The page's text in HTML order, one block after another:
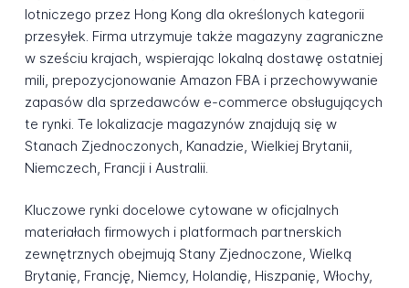
lotniczego przez Hong Kong dla określonych kategorii
przesyłek. Firma utrzymuje także magazyny zagraniczne
w sześciu krajach, wspierając lokalną dostawę ostatniej
mili, prepozycjonowanie Amazon FBA i przechowywanie
zapasów dla sprzedawców e-commerce obsługujących
te rynki. Te lokalizacje magazynów znajdują się w
Stanach Zjednoczonych, Kanadzie, Wielkiej Brytanii,
Niemczech, Francji i Australii.
Kluczowe rynki docelowe cytowane w oficjalnych
materiałach firmowych i platformach partnerskich
zewnętrznych obejmują Stany Zjednoczone, Wielką
Brytanię, Francję, Niemcy, Holandię, Hiszpanię, Włochy,